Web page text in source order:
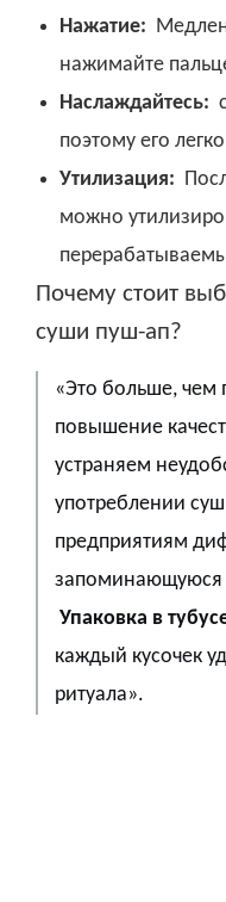
Нажатие:
нажимайте
Наслаждайтесь:
поэтому его
Утилизация:
можно
Почему стоит
суши пуш-ап?
«Это больше, чем
повышение
устраняем
употреблении
предприятиям
запоминающуюся
Упаковка в
каждый кусочек
ритуала».